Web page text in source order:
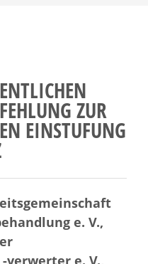
ZUR
EINSTUFUNG
e. V.,
e. V.,